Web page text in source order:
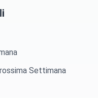
Settimana